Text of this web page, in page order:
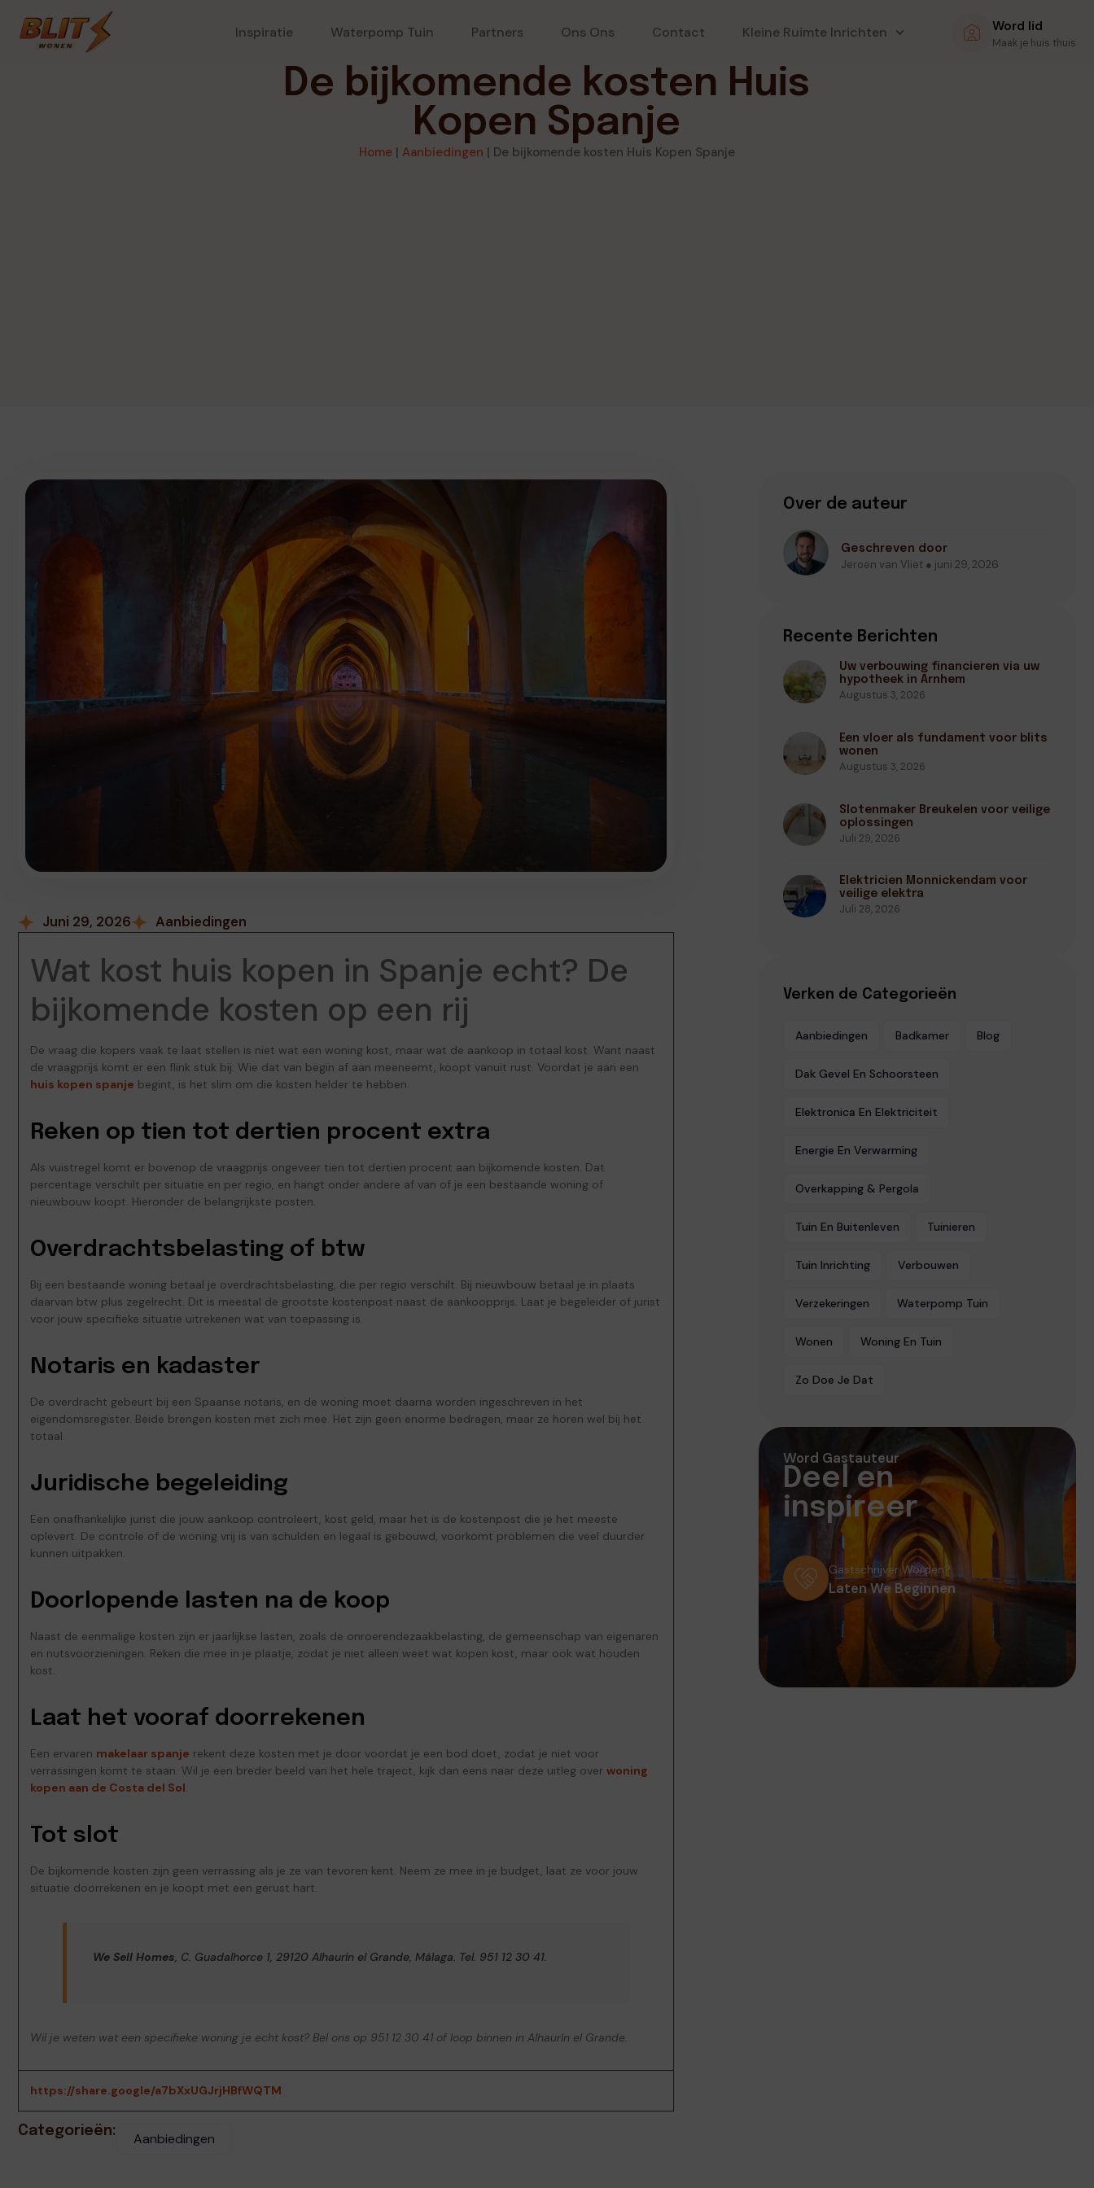
Inspiratie Waterpomp Tuin Partners Ons Ons Contact Kleine Ruimte Inrichten Word lid
Maak je huis thuis
De bijkomende kosten Huis
Kopen Spanje
Home | Aanbiedingen | De bijkomende kosten Huis Kopen Spanje
Juni 29, 2026 Aanbiedingen
Wat kost huis kopen in Spanje echt? De
bijkomende kosten op een rij
De vraag die kopers vaak te laat stellen is niet wat een woning kost, maar wat de aankoop in totaal kost. Want naast
de vraagprijs komt er een flink stuk bij. Wie dat van begin af aan meeneemt, koopt vanuit rust. Voordat je aan een
huis kopen spanje begint, is het slim om die kosten helder te hebben.
Reken op tien tot dertien procent extra
Als vuistregel komt er bovenop de vraagprijs ongeveer tien tot dertien procent aan bijkomende kosten. Dat
percentage verschilt per situatie en per regio, en hangt onder andere af van of je een bestaande woning of
nieuwbouw koopt. Hieronder de belangrijkste posten.
Overdrachtsbelasting of btw
Bij een bestaande woning betaal je overdrachtsbelasting, die per regio verschilt. Bij nieuwbouw betaal je in plaats
daarvan btw plus zegelrecht. Dit is meestal de grootste kostenpost naast de aankoopprijs. Laat je begeleider of jurist
voor jouw specifieke situatie uitrekenen wat van toepassing is.
Notaris en kadaster
De overdracht gebeurt bij een Spaanse notaris, en de woning moet daarna worden ingeschreven in het
eigendomsregister. Beide brengen kosten met zich mee. Het zijn geen enorme bedragen, maar ze horen wel bij het
totaal.
Juridische begeleiding
Een onafhankelijke jurist die jouw aankoop controleert, kost geld, maar het is de kostenpost die je het meeste
oplevert. De controle of de woning vrij is van schulden en legaal is gebouwd, voorkomt problemen die veel duurder
kunnen uitpakken.
Doorlopende lasten na de koop
Naast de eenmalige kosten zijn er jaarlijkse lasten, zoals de onroerendezaakbelasting, de gemeenschap van eigenaren
en nutsvoorzieningen. Reken die mee in je plaatje, zodat je niet alleen weet wat kopen kost, maar ook wat houden
kost.
Laat het vooraf doorrekenen
Een ervaren makelaar spanje rekent deze kosten met je door voordat je een bod doet, zodat je niet voor
verrassingen komt te staan. Wil je een breder beeld van het hele traject, kijk dan eens naar deze uitleg over woning
kopen aan de Costa del Sol.
Tot slot
De bijkomende kosten zijn geen verrassing als je ze van tevoren kent. Neem ze mee in je budget, laat ze voor jouw
situatie doorrekenen en je koopt met een gerust hart.
We Sell Homes, C. Guadalhorce 1, 29120 Alhaurín el Grande, Málaga. Tel. 951 12 30 41.
Wil je weten wat een specifieke woning je echt kost? Bel ons op 951 12 30 41 of loop binnen in Alhaurín el Grande.
https://share.google/a7bXxUGJrjHBfWQTM
Categorieën: Aanbiedingen
Over de auteur
Geschreven door
Jeroen van Vliet ● juni 29, 2026
Recente Berichten
Uw verbouwing financieren via uw
hypotheek in Arnhem
Augustus 3, 2026
Een vloer als fundament voor blits
wonen
Augustus 3, 2026
Slotenmaker Breukelen voor veilige
oplossingen
Juli 29, 2026
Elektricien Monnickendam voor
veilige elektra
Juli 28, 2026
Verken de Categorieën
Aanbiedingen Badkamer Blog
Dak Gevel En Schoorsteen
Elektronica En Elektriciteit
Energie En Verwarming
Overkapping & Pergola
Tuin En Buitenleven Tuinieren
Tuin Inrichting Verbouwen
Verzekeringen Waterpomp Tuin
Wonen Woning En Tuin
Zo Doe Je Dat
Word Gastauteur
Deel en
inspireer
Gastschrijver Worden?
Laten We Beginnen